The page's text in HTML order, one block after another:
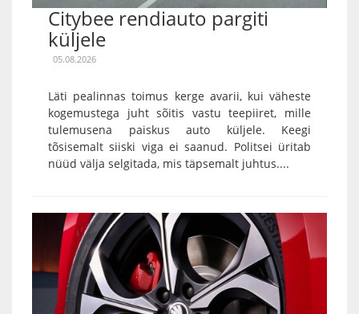
Citybee rendiauto pargiti
küljele
05.08.2026
Läti pealinnas toimus kerge avarii, kui väheste
kogemustega juht sõitis vastu teepiiret, mille
tulemusena paiskus auto küljele. Keegi
tõsisemalt siiski viga ei saanud. Politsei üritab
nüüd välja selgitada, mis täpsemalt juhtus....